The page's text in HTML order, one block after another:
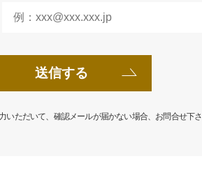
いただいて、確認メールが届かない場合、お問合せ下さ